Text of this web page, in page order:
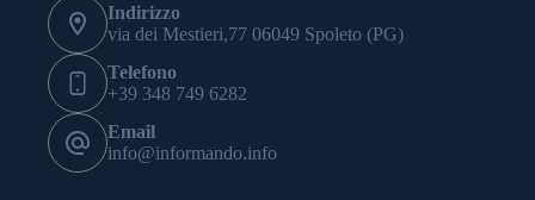
Indirizzo
via dei Mestieri,77 06049 Spoleto (PG)
Telefono
+39 348 749 6282
Email
info@informando.info